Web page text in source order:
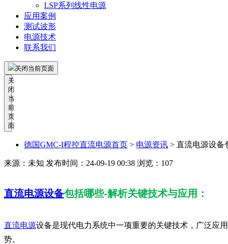
LSP系列线性电源
应用案例
测试波形
电源技术
联系我们
关闭当前页面
关
闭
当
前
页
面
德国GMC-I程控直流电源首页 > 电源资讯 > 直流电源设备
来源：未知 发布时间：24-09-19 00:38 浏览：107
直流电源设备包括哪些-解析关键技术与应用：
直流电源设备是现代电力系统中一项重要的关键技术，广泛应
势。